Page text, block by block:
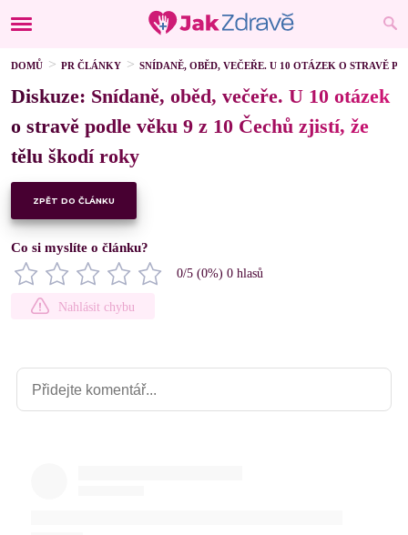
DOMŮ PR ČLÁNKY SNÍDANĚ, OBĚD, VEČEŘE. U 10 OTÁZEK O STRAVĚ
Diskuze: Snídaně, oběd, večeře. U 10 otázek
o stravě podle věku 9 z 10 Čechů zjistí, že
tělu škodí roky
ZPĚT DO ČLÁNKU
Co si myslíte o článku?
0/5 (0%) 0 hlasů
Nahlásit chybu